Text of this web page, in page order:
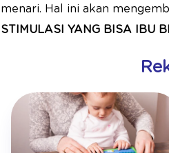
menari. Hal ini akan
STIMULASI YANG BISA IBU